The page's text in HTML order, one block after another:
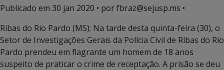
Publicado em 30 jan 2020 • por fbraz@sejusp.ms •
Ribas do Rio Pardo (MS): Na tarde desta quinta-feira (30), o
Setor de Investigações Gerais da Polícia Civil de Ribas do Rio
Pardo prendeu em flagrante um homem de 18 anos
suspeito de praticar o crime de receptação. A prisão se deu